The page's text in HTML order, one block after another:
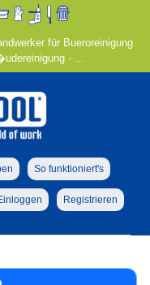
für Bueroreinigung
- ...
So funktioniert's
Registrieren